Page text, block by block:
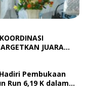
JUARA
Pembukaan
Run 6,19 K dalam